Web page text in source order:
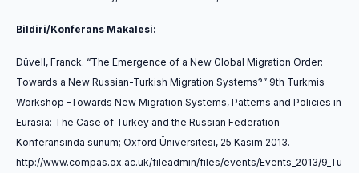
Bildiri/Konferans Makalesi:
Düvell, Franck. “The Emergence of a New Global Migration Order:
Towards a New Russian-Turkish Migration Systems?” 9th Turkmis
Workshop -Towards New Migration Systems, Patterns and Policies in
Eurasia: The Case of Turkey and the Russian Federation
Konferansında sunum; Oxford Üniversitesi, 25 Kasım 2013.
http://www.compas.ox.ac.uk/fileadmin/files/events/Events_2013/9_Tu